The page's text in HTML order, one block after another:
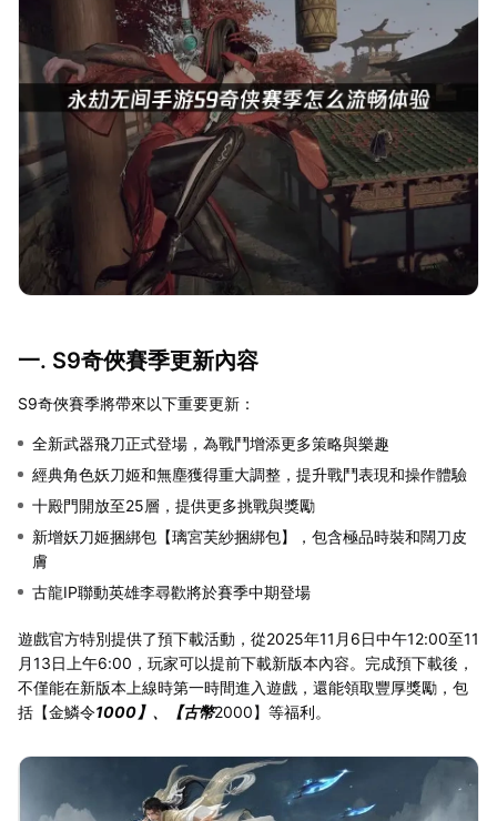
一. S9奇俠賽季更新內容
S9奇俠賽季將帶來以下重要更新：
全新武器飛刀正式登場，為戰鬥增添更多策略與樂趣
經典角色妖刀姬和無塵獲得重大調整，提升戰鬥表現和操作體驗
十殿門開放至25層，提供更多挑戰與獎勵
新增妖刀姬捆綁包【璃宮芙紗捆綁包】，包含極品時裝和闊刀皮
膚
古龍IP聯動英雄李尋歡將於賽季中期登場
遊戲官方特別提供了預下載活動，從2025年11月6日中午12:00至11
月13日上午6:00，玩家可以提前下載新版本內容。完成預下載後，
不僅能在新版本上線時第一時間進入遊戲，還能領取豐厚獎勵，包
括【金鱗令1000】、【古幣2000】等福利。